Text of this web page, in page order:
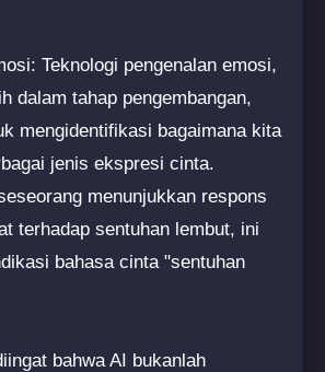
Teknologi pengenalan emosi,
dalam tahap pengembangan,
mengidentifikasi bagaimana kita
jenis ekspresi cinta.
menunjukkan respons
terhadap sentuhan lembut, ini
bahasa cinta "sentuhan
bahwa AI bukanlah